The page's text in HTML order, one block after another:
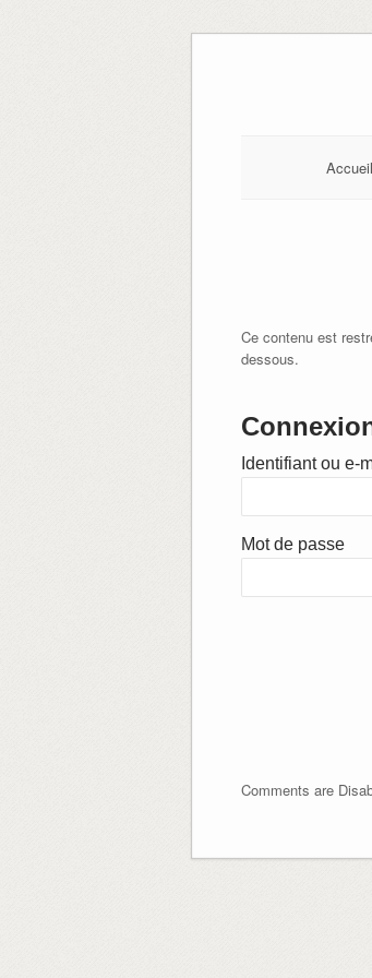
Accueil
Ce contenu est
dessous.
Identifiant ou e-
Mot de passe
Comments are